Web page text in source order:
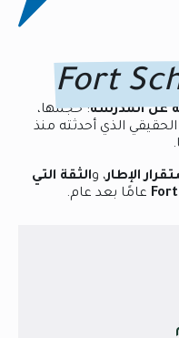
Fort
عن المدرسة: حجمها،
الذي أحدثته منذ
الإطار، والثقة التي
عامًا بعد عام.